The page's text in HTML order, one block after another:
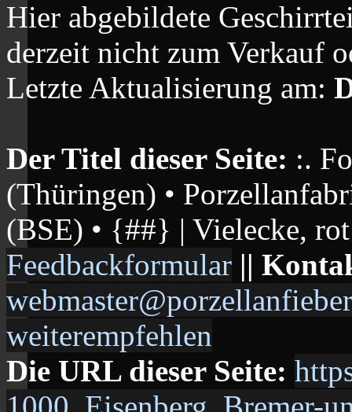
Hier abgebildete
derzeit nicht zum Verkauf
Letzte Aktualisierung am:
Der Titel dieser Seite: :.
(Thüringen) •
(BSE) • {##} | Vielecke,
Feedbackformular ||
weiterempfehlen
Die URL dieser Seite: